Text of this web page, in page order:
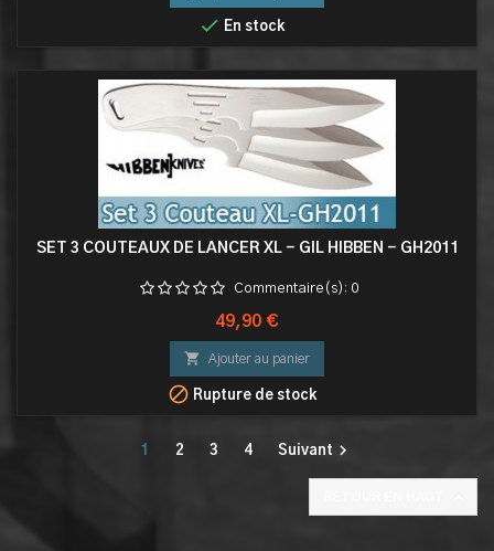
 En stock
SET 3 COUTEAUX DE LANCER XL - GIL HIBBEN - GH2011
Commentaire(s): 0
Prix
49,90 €
 Ajouter au panier
 Rupture de stock
1 2 3 4 Suivant 